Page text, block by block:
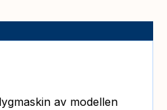
av modellen